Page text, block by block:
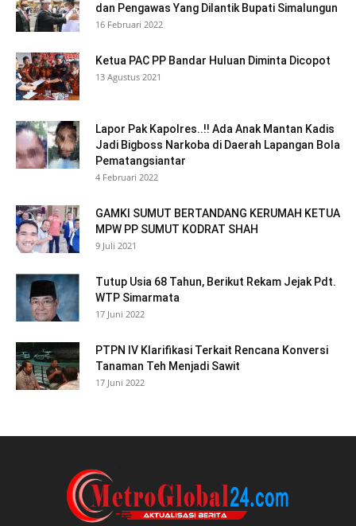
dan Pengawas Yang Dilantik Bupati Simalungun
16 Februari 2022
Ketua PAC PP Bandar Huluan Diminta Dicopot
13 Agustus 2021
Lapor Pak Kapolres..!! Ada Anak Mantan Kadis
Jadi Bigboss Narkoba di Daerah Lapangan Bola
Pematangsiantar
4 Februari 2022
GAMKI SUMUT BERTANDANG KERUMAH KETUA
MPW PP SUMUT KODRAT SHAH
9 Juli 2021
Tutup Usia 68 Tahun, Berikut Rekam Jejak Pdt.
WTP Simarmata
17 Juni 2022
PTPN IV Klarifikasi Terkait Rencana Konversi
Tanaman Teh Menjadi Sawit
17 Juni 2022